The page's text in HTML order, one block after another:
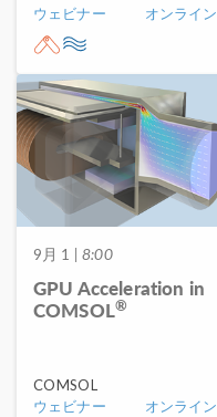
ウェビナー
オンライン
9月 1 | 8:00
GPU Acceleration in
COMSOL®
COMSOL
ウェビナー
オンライン